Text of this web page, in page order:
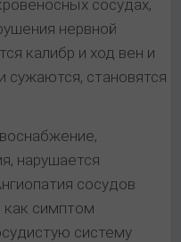
сосудах,
нервной
калибр и ход вен и
сужаются, становятся
нарушается
сосудов
как симптом
систему